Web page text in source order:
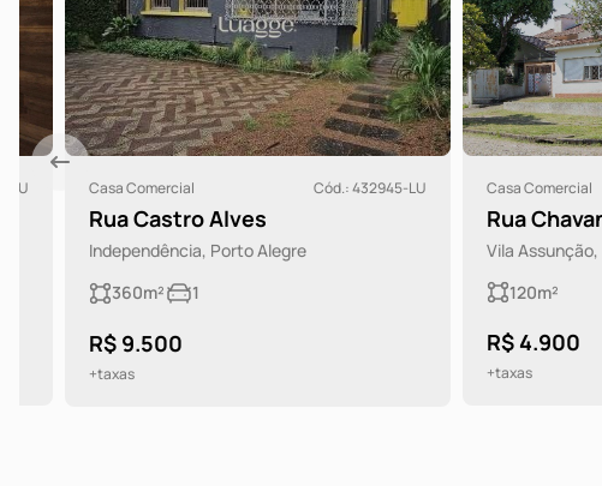
Casa Comercial Cód.: 432945-LU
Rua Castro Alves
Independência, Porto Alegre
360m²
1
R$ 9.500
Casa Comercial
Rua Chavantes
Vila Assunção,
120m²
R$ 4.900